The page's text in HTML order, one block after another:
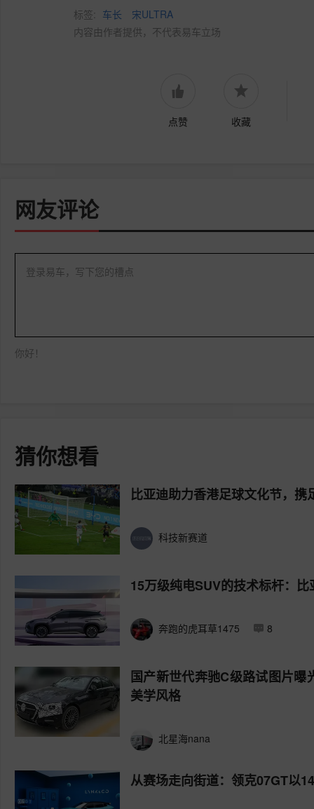
标签: 车长
宋ULTRA
内容由作者提供，不代表易车立场
点赞 收藏
网友评论
登录易车，写下您的槽点
你好！
猜你想看
比亚迪助力香港足球文化节，
科技新赛道
15万级纯电SUV的技术标杆：
奔跑的虎耳草1475 8
国产新世代奔驰C级路试图片
美学风格
北星海nana
从赛场走向街道：领克07GT以